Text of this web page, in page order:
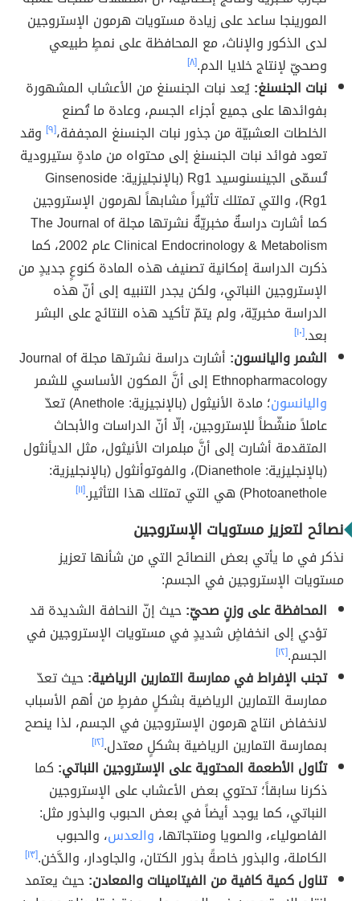
المورينجا ساعد على زيادة مستويات هرمون الإستروجين
لدى الذكور والإناث، مع المحافظة على نمطٍ طبيعي
وصحيّ لإنتاج خلايا الدم.[٨]
نبات الجنسنغ:يُعد نبات الجنسنغ من الأعشاب المشهورة
بفوائدها على جميع أجزاء الجسم، وعادة ما تُصنع
الخلطات العشبيّة من جذور نبات الجنسنغ المجففة،[٩] وقد
تعود فوائد نبات الجنسنغ إلى محتواه من مادةٍ ستيرودية
تُسمّى الجينسنوسيد Rg1 (بالإنجليزية: Ginsenoside
Rg1)، والتي تمتلك تأثيراً مشابهاً لهرمون الإستروجين
كما أشارت دراسةٌ مخبريّةٌ نشرتها مجلة The Journal of
Clinical Endocrinology & Metabolism عام 2002، كما
ذكرت الدراسة إمكانية تصنيف هذه المادة كنوعٍ جديدٍ من
الإستروجين النباتي، ولكن يجدر التنبيه إلى أنّ هذه
الدراسة مخبريّة، ولم يتمّ تأكيد هذه النتائج على البشر
بعد.[١٠]
الشمر واليانسون:
أشارت دراسة نشرتها مجلة Journal of
Ethnopharmacology إلى أنَّ المكون الأساسي للشمر
واليانسون
؛ مادة الأنيثول (بالإنجيزية: Anethole) تعدّ
عاملاً منشّطاً للإستروجين، إلّا أنّ الدراسات والأبحاث
المتقدمة أشارت إلى أنَّ مبلمرات الأنيثول، مثل الديأنثول
(بالإنجليزية: Dianethole)، والفوتوأنثول (بالإنجليزية:
Photoanethole) هي التي تمتلك هذا التأثير.
[١١]
نصائح لتعزيز مستويات الإستروجين
نذكر في ما يأتي بعض النصائح التي من شأنها تعزيز
مستويات الإستروجين في الجسم:
المحافظة على وزنٍ صحيّ:حيث إنّ النحافة الشديدة قد
تؤدي إلى انخفاضٍ شديدٍ في مستويات الإستروجين في
الجسم.[١٢]
تجنب الإفراط في ممارسة التمارين الرياضية:حيث تعدّ
ممارسة التمارين الرياضية بشكلٍ مفرطٍ من أهم الأسباب
لانخفاض انتاج هرمون الإستروجين في الجسم، لذا ينصح
بممارسة التمارين الرياضية بشكلٍ معتدل.[١٢]
تنُاول الأطعمة المحتوية على الإستروجين النباتي: كما
ذكرنا سابقاً؛ تحتوي بعض الأعشاب على الإستروجين
النباتي، كما يوجد أيضاً في بعض الحبوب والبذور مثل:
الفاصولياء، والصويا ومنتجاتها، والعدس، والحبوب
الكاملة، والبذور خاصةً بذور الكتان، والجاودار، والدَّخن.[١٣]
تناول كمية كافية من الفيتامينات والمعادن:حيث يعتمد